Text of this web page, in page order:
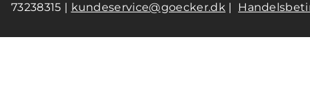
73238315 | kundeservice@goecker.dk|